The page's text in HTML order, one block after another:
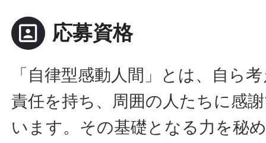
portrait 応募資格
「自律型感動人間」とは、自ら
責任を持ち、周囲の人たちに感
います。その基礎となる力を秘